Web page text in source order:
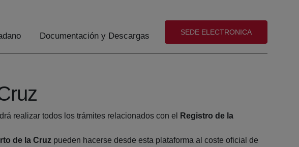
Documentación y Descargas (abre en nueva ventana)
SEDE ELECTRONICA
realizar todos los trámites relacionados con el
Registro de la
de la Cruz pueden hacerse desde esta plataforma al coste oficial de